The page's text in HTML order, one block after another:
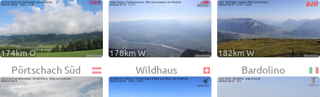
174km O 178km W 182km W
Pörtschach Süd Wildhaus Bardolino